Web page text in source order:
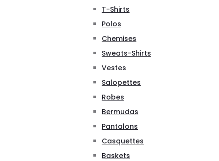
T-Shirts
Polos
Chemises
Sweats-Shirts
Vestes
Salopettes
Robes
Bermudas
Pantalons
Casquettes
Baskets